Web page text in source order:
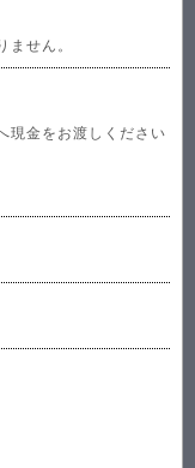
ません。
現金をお渡しください